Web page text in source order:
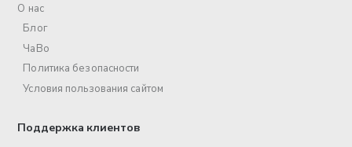
О нас
Блог
ЧаВо
Политика безопасности
Условия пользования сайтом
Поддержка клиентов